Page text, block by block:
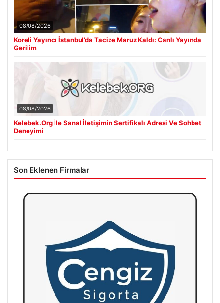
08/08/2026
Koreli Yayıncı İstanbul’da Tacize Maruz Kaldı: Canlı Yayında
Gerilim
08/08/2026
Kelebek.Org İle Sanal İletişimin Sertifikalı Adresi Ve Sohbet
Deneyimi
Son Eklenen Firmalar